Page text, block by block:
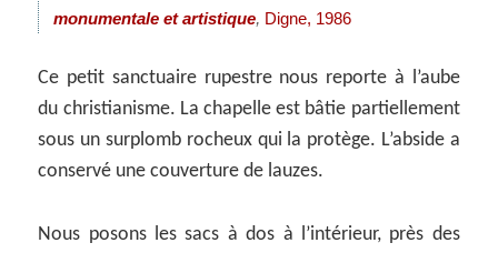
monumentale et artistique, Digne, 1986
Ce petit sanctuaire rupestre nous reporte à l’aube
du christianisme. La chapelle est bâtie partiellement
sous un surplomb rocheux qui la protège. L’abside a
conservé une couverture de lauzes.
Nous posons les sacs à dos à l’intérieur, près des